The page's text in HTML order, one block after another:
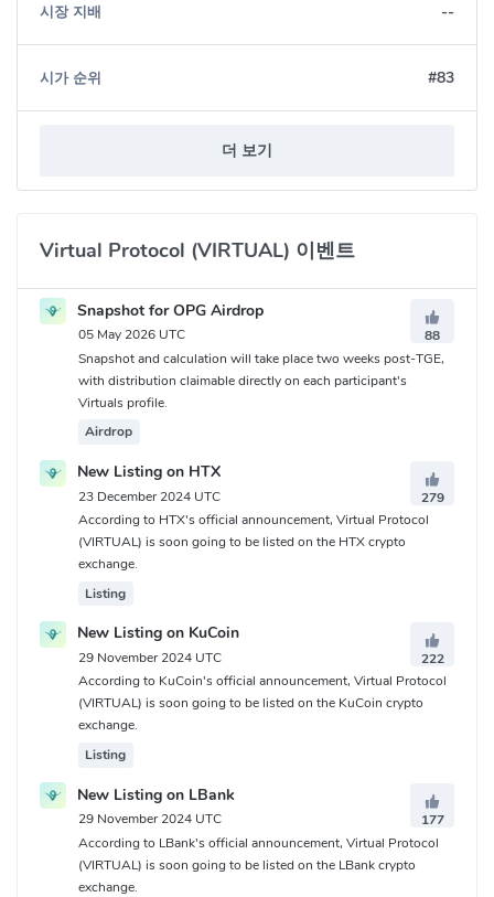
시장 지배 --
시가 순위 #83
더 보기
Virtual Protocol (VIRTUAL) 이벤트
Snapshot for OPG Airdrop
05 May 2026 UTC
88
Snapshot and calculation will take place two weeks post-TGE,
with distribution claimable directly on each participant's
Virtuals profile.
Airdrop
New Listing on HTX
23 December 2024 UTC
279
According to HTX's official announcement, Virtual Protocol
(VIRTUAL) is soon going to be listed on the HTX crypto
exchange.
Listing
New Listing on KuCoin
29 November 2024 UTC
222
According to KuCoin's official announcement, Virtual Protocol
(VIRTUAL) is soon going to be listed on the KuCoin crypto
exchange.
Listing
New Listing on LBank
29 November 2024 UTC
177
According to LBank's official announcement, Virtual Protocol
(VIRTUAL) is soon going to be listed on the LBank crypto
exchange.